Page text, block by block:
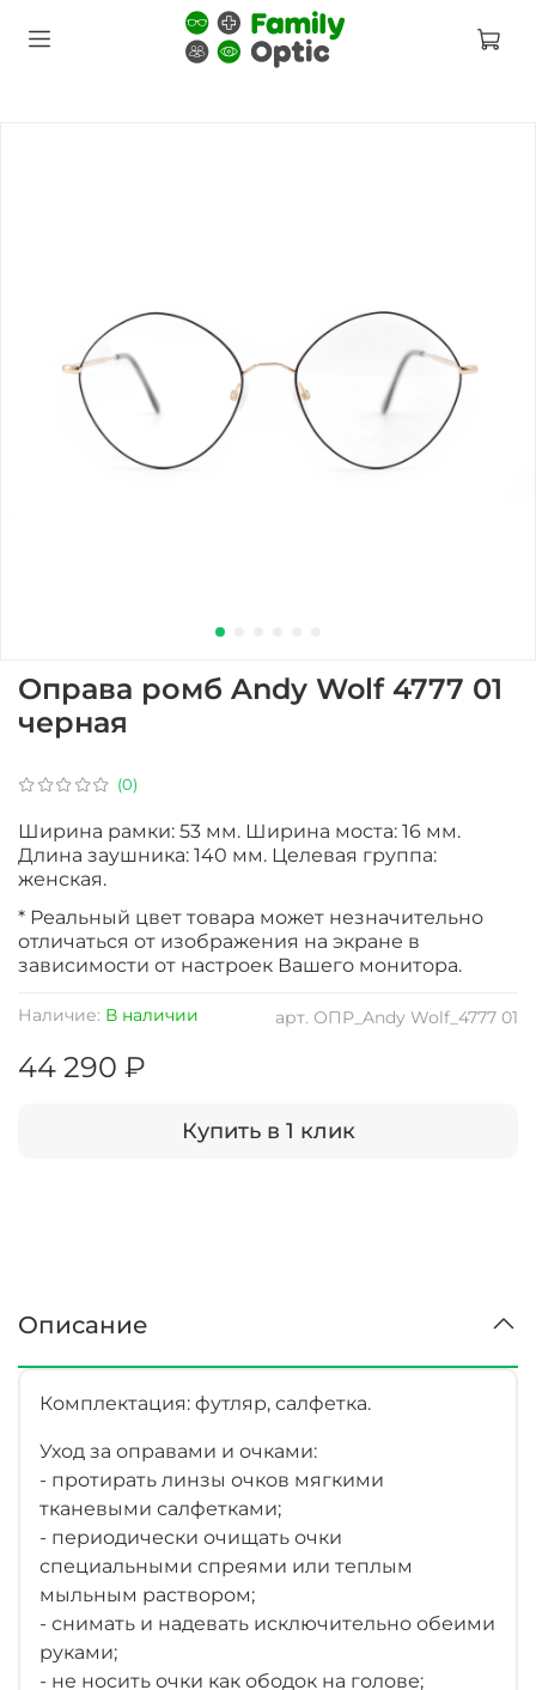
(0)
арт. ОПР_Andy Wolf_4777 01
Наличие: В наличии
Оправа ромб Andy Wolf 4777 01
черная
44 290 ₽
Купить в 1 клик
Ширина рамки: 53 мм. Ширина моста: 16 мм.
Длина заушника: 140 мм. Целевая группа:
женская.
* Реальный цвет товара может незначительно
отличаться от изображения на экране в
зависимости от настроек Вашего монитора.
Описание
Комплектация: футляр, салфетка.
Уход за оправами и очками:
- протирать линзы очков мягкими
тканевыми салфетками;
- периодически очищать очки
специальными спреями или теплым
мыльным раствором;
- снимать и надевать исключительно обеими
руками;
- не носить очки как ободок на голове;